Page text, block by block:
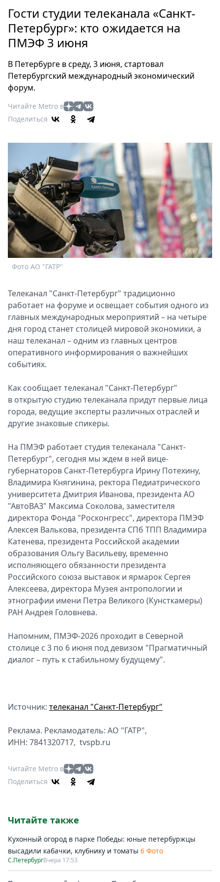
Россия
Мир
Здоровье
Туризм
Мода
Кино
Афиша
Пресс-
релизы
О
Metro
Стримы
Спецпроекты
Звезды
Выборы
2026
Metro
Гости студии телеканала «Санкт-
Петербург»: кто ожидается на
ПМЭФ 3 июня
В Петербурге в среду, 3 июня, стартовал
Петербургский международный экономический
форум.
Читайте Metro в
Поделиться
Фото АО "ГАТР"
Телеканал "Санкт-Петербург" традиционно
работает на форуме и освещает события одного из
главных международных мероприятий – на четыре
дня город станет столицей мировой экономики, а
наш телеканал – одним из главных центров
оперативного информирования о важнейших
событиях.
Как сообщает телеканал "Санкт-Петербург"
в открытую студию телеканала придут первые лица
города, ведущие эксперты различных отраслей и
другие знаковые спикеры.
На ПМЭФ работает студия телеканала "Санкт-
Петербург", сегодня мы ждем в ней вице-
губернаторов Санкт-Петербурга Ирину Потехину,
Владимира Княгинина, ректора Педиатрического
университета Дмитрия Иванова, президента АО
"АвтоВАЗ" Максима Соколова, заместителя
директора Фонда "Росконгресс", директора ПМЭФ
Алексея Валькова, президента СПб ТПП Владимира
Катенева, президента Российской академии
образования Ольгу Васильеву, временно
исполняющего обязанности президента
Российского союза выставок и ярмарок Сергея
Алексеева, директора Музея антропологии и
этнографии имени Петра Великого (Кунсткамеры)
РАН Андрея Головнева.
Напомним, ПМЭФ-2026 проходит в Северной
столице с 3 по 6 июня под девизом "Прагматичный
диалог – путь к стабильному будущему".
Источник: телеканал "Санкт-Петербург"
Реклама. Рекламодатель: АО "ГАТР",
ИНН: 7841320717, tvspb.ru
Читайте Metro в
Поделиться
Читайте также
Кухонный огород в парке Победы: юные петербуржцы
высадили кабачки, клубнику и томаты 6 Фото
С.ПетербургВчера 17:53